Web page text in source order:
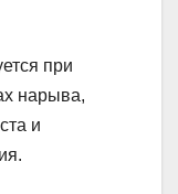
при
нарыва,
и